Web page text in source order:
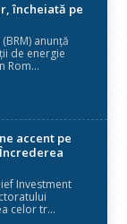
încheiată pe
anunță
de energie
Rom...
accent pe
Investment
celor tr...